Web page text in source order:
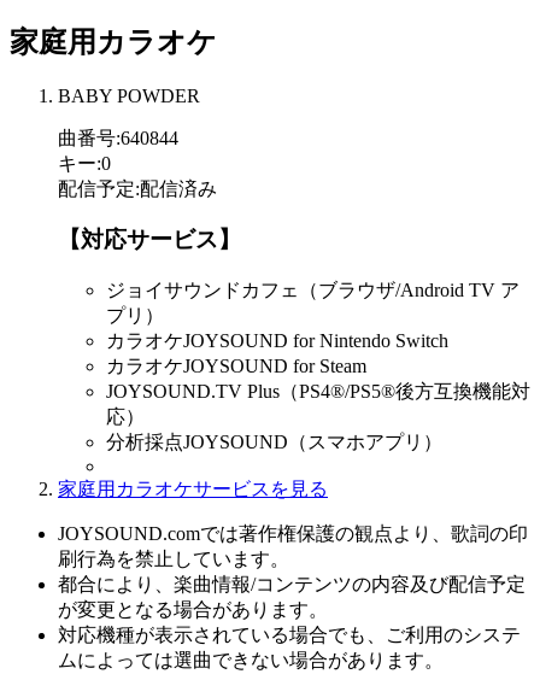
家庭用カラオケ
BABY POWDER
曲番号:640844
キー:0
配信予定:配信済み
【対応サービス】
ジョイサウンドカフェ（ブラウザ/Android TV ア
プリ）
カラオケJOYSOUND for Nintendo Switch
カラオケJOYSOUND for Steam
JOYSOUND.TV Plus（PS4®/PS5®後方互換機能対
応）
分析採点JOYSOUND（スマホアプリ）
家庭用カラオケサービスを見る
JOYSOUND.comでは著作権保護の観点より、歌詞の印
刷行為を禁止しています。
都合により、楽曲情報/コンテンツの内容及び配信予定
が変更となる場合があります。
対応機種が表示されている場合でも、ご利用のシステ
ムによっては選曲できない場合があります。